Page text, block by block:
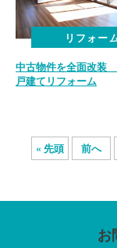
リフォー
中古物件を全面改装
戸建てリフォーム
« 先頭 前へ
お